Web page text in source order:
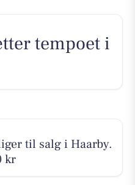
tempoet i
til salg i Haarby.
kr